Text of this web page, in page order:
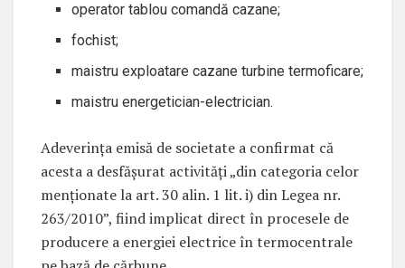
operator tablou comandă cazane;
fochist;
maistru exploatare cazane turbine termoficare;
maistru energetician-electrician.
Adeverința emisă de societate a confirmat că
acesta a desfășurat activități „din categoria celor
menționate la art. 30 alin. 1 lit. i) din Legea nr.
263/2010”, fiind implicat direct în procesele de
producere a energiei electrice în termocentrale